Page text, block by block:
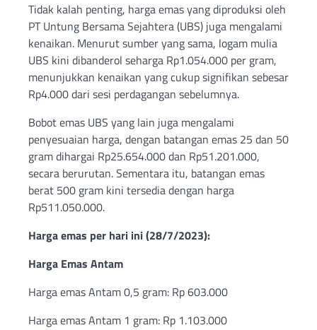
Tidak kalah penting, harga emas yang diproduksi oleh
PT Untung Bersama Sejahtera (UBS) juga mengalami
kenaikan. Menurut sumber yang sama, logam mulia
UBS kini dibanderol seharga Rp1.054.000 per gram,
menunjukkan kenaikan yang cukup signifikan sebesar
Rp4.000 dari sesi perdagangan sebelumnya.
Bobot emas UBS yang lain juga mengalami
penyesuaian harga, dengan batangan emas 25 dan 50
gram dihargai Rp25.654.000 dan Rp51.201.000,
secara berurutan. Sementara itu, batangan emas
berat 500 gram kini tersedia dengan harga
Rp511.050.000.
Harga emas per hari ini (28/7/2023):
Harga Emas Antam
Harga emas Antam 0,5 gram: Rp 603.000
Harga emas Antam 1 gram: Rp 1.103.000